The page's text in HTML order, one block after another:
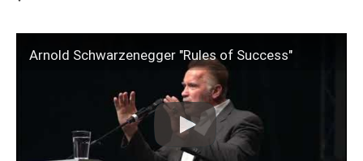
Arnold Schwarzenegger "Rules of Success"